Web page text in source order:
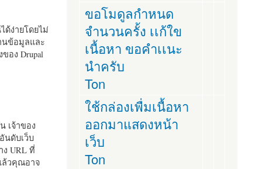
ด้ง่ายโดยไม่
นข้อมูลและ
อง Drupal
เจ้าของ
นดับเว็บ
URL ที่
ล้วคุณอาจ
ขอโมดูลกำหนด
จำนวนครั้ง เเก้ใข
เนื้อหา ขอคำเเนะ
นำครับ
Ton
ใช้กล่องเพื่มเนื้อหา
ออกมาแสดงหน้า
เว็บ
Ton